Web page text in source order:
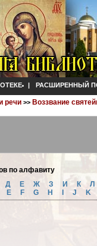
| РАСШИРЕННЫЙ
речи >> Воззвание
по алфавиту
Д Е Ж З И К
E F G H J K